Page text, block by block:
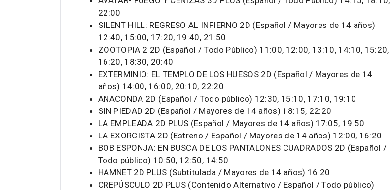
22:00
SILENT HILL: REGRESO AL INFIERNO 2D (Español / Mayores de 14 años)
12:40, 15:00, 17:20, 19:40, 21:50
ZOOTOPIA 2 2D (Español / Todo Público) 11:00, 12:00, 13:10, 14:10, 15:20,
16:20, 18:30, 20:40
EXTERMINIO: EL TEMPLO DE LOS HUESOS 2D (Español / Mayores de 14
años) 14:00, 16:00, 20:10, 22:20
ANACONDA 2D (Español / Todo público) 12:30, 15:10, 17:10, 19:10
SIN PIEDAD 2D (Español / Mayores de 14 años) 18:15, 22:20
LA EMPLEADA 2D PLUS (Español / Mayores de 14 años) 17:05, 19.50
LA EXORCISTA 2D (Estreno / Español / Mayores de 14 años) 12:00, 16:20
BOB ESPONJA: EN BUSCA DE LOS PANTALONES CUADRADOS 2D (Español /
Todo público) 10:50, 12:50, 14:50
HAMNET 2D PLUS (Subtitulada / Mayores de 14 años) 16:20
CREPÚSCULO 2D PLUS (Contenido Alternativo / Español / Todo público)